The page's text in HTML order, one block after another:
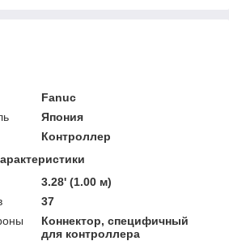
Fanuc
Япония
Контроллер
3.28' (1.00 м)
37
Коннектор, специфичный
для контроллера